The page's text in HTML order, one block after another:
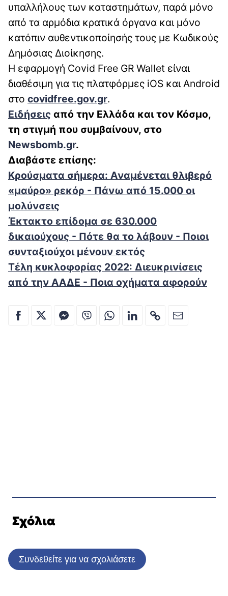
υπαλλήλους των καταστημάτων, παρά μόνο
από τα αρμόδια κρατικά όργανα και μόνο
κατόπιν αυθεντικοποίησής τους με Κωδικούς
Δημόσιας Διοίκησης.
Η εφαρμογή Covid Free GR Wallet είναι
διαθέσιμη για τις πλατφόρμες iOS και Android
στο covidfree.gov.gr.
Ειδήσεις από την Ελλάδα και τον Κόσμο,
τη στιγμή που συμβαίνουν, στο
Newsbomb.gr.
Διαβάστε επίσης:
Κρούσματα σήμερα: Αναμένεται θλιβερό
«μαύρο» ρεκόρ - Πάνω από 15.000 οι
μολύνσεις
Έκτακτο επίδομα σε 630.000
δικαιούχους - Πότε θα το λάβουν - Ποιοι
συνταξιούχοι μένουν εκτός
Τέλη κυκλοφορίας 2022: Διευκρινίσεις
από την ΑΑΔΕ - Ποια οχήματα αφορούν
Σχόλια
Συνδεθείτε για να σχολιάσετε